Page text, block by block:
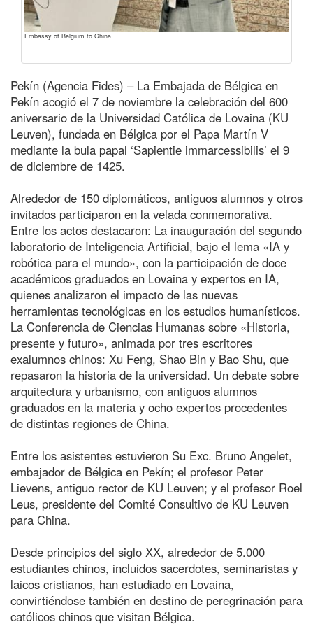
Embassy of Belgium to China
Pekín (Agencia Fides) – La Embajada de Bélgica en
Pekín acogió el 7 de noviembre la celebración del 600
aniversario de la Universidad Católica de Lovaina (KU
Leuven), fundada en Bélgica por el Papa Martín V
mediante la bula papal ‘Sapientie immarcessibilis’ el 9
de diciembre de 1425.
Alrededor de 150 diplomáticos, antiguos alumnos y otros
invitados participaron en la velada conmemorativa.
Entre los actos destacaron: La inauguración del segundo
laboratorio de Inteligencia Artificial, bajo el lema «IA y
robótica para el mundo», con la participación de doce
académicos graduados en Lovaina y expertos en IA,
quienes analizaron el impacto de las nuevas
herramientas tecnológicas en los estudios humanísticos.
La Conferencia de Ciencias Humanas sobre «Historia,
presente y futuro», animada por tres escritores
exalumnos chinos: Xu Feng, Shao Bin y Bao Shu, que
repasaron la historia de la universidad. Un debate sobre
arquitectura y urbanismo, con antiguos alumnos
graduados en la materia y ocho expertos procedentes
de distintas regiones de China.
Entre los asistentes estuvieron Su Exc. Bruno Angelet,
embajador de Bélgica en Pekín; el profesor Peter
Lievens, antiguo rector de KU Leuven; y el profesor Roel
Leus, presidente del Comité Consultivo de KU Leuven
para China.
Desde principios del siglo XX, alrededor de 5.000
estudiantes chinos, incluidos sacerdotes, seminaristas y
laicos cristianos, han estudiado en Lovaina,
convirtiéndose también en destino de peregrinación para
católicos chinos que visitan Bélgica.